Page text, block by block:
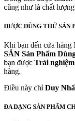
cũng như là chất
ĐƯỢC DÙNG THỬ SẢN
Khi bạn đến cửa hàng
SẲN Sản Phẩm
bạn được Trải
hàng.
Điều này chỉ Duy
ĐA DẠNG SẢN PHẨM